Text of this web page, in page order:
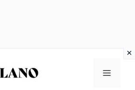
MENU